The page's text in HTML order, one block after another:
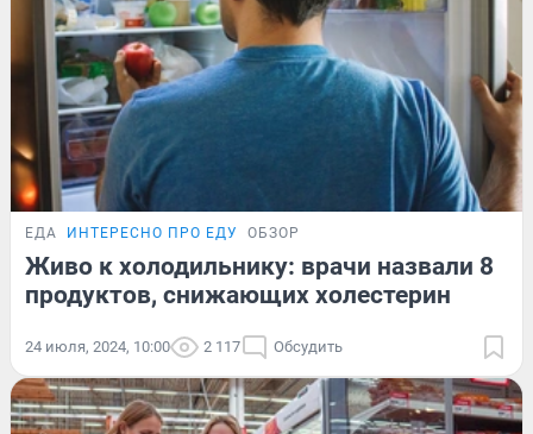
ЕДА ИНТЕРЕСНО ПРО ЕДУ ОБЗОР
Живо к холодильнику: врачи назвали 8
продуктов, снижающих холестерин
24 июля, 2024, 10:00 2 117 Обсудить